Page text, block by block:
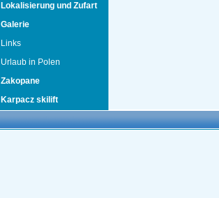
Lokalisierung und Zufart
Galerie
Links
Urlaub in Polen
Zakopane
Karpacz skilift